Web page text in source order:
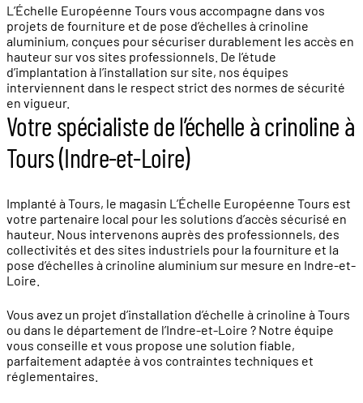
L’Échelle Européenne Tours vous accompagne dans vos
projets de fourniture et de pose d’échelles à crinoline
aluminium, conçues pour sécuriser durablement les accès en
hauteur sur vos sites professionnels. De l’étude
d’implantation à l’installation sur site, nos équipes
interviennent dans le respect strict des normes de sécurité
en vigueur.
Votre spécialiste de l’échelle à crinoline à
Tours (Indre-et-Loire)
Implanté à Tours, le magasin L’Échelle Européenne Tours est
votre partenaire local pour les solutions d’accès sécurisé en
hauteur. Nous intervenons auprès des professionnels, des
collectivités et des sites industriels pour la fourniture et la
pose d’échelles à crinoline aluminium sur mesure en Indre-et-
Loire.
Vous avez un projet d’installation d’échelle à crinoline à Tours
ou dans le département de l’Indre-et-Loire ? Notre équipe
vous conseille et vous propose une solution fiable,
parfaitement adaptée à vos contraintes techniques et
réglementaires.